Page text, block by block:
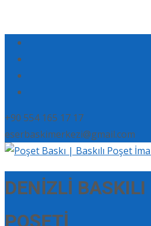
+90 554 165 17 17
eserbaskimerkezi@gmail.com
DENİZLİ BASKILI